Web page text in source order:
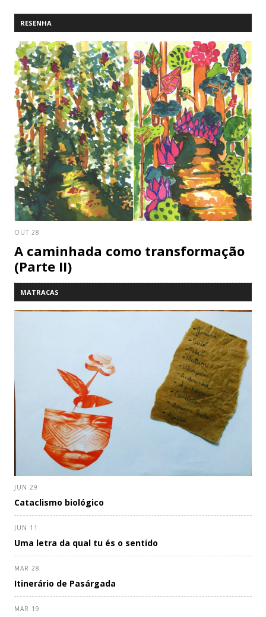
RESENHA
OUT 28
A caminhada como transformação
(Parte II)
MATRACAS
JUN 29
Cataclismo biológico
JUN 11
Uma letra da qual tu és o sentido
MAR 28
Itinerário de Pasárgada
MAR 19